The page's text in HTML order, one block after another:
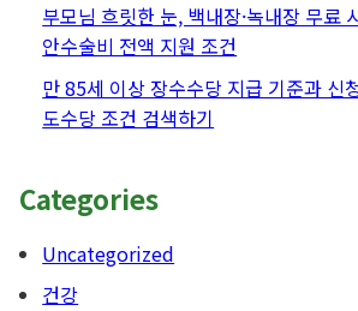
부모님 흐릿한 눈, 백내장·녹내장 무료
안수술비 전액 지원 조건
만 85세 이상 장수수당 지급 기준과 신
도수당 조건 검색하기
Categories
Uncategorized
건강